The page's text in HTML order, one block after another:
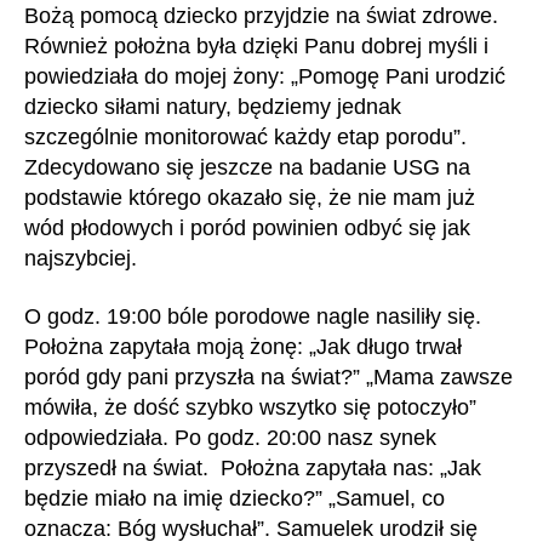
Bożą pomocą dziecko przyjdzie na świat zdrowe.
Również położna była dzięki Panu dobrej myśli i
powiedziała do mojej żony: „Pomogę Pani urodzić
dziecko siłami natury, będziemy jednak
szczególnie monitorować każdy etap porodu”.
Zdecydowano się jeszcze na badanie USG na
podstawie którego okazało się, że nie mam już
wód płodowych i poród powinien odbyć się jak
najszybciej.
O godz. 19:00 bóle porodowe nagle nasiliły się.
Położna zapytała moją żonę: „Jak długo trwał
poród gdy pani przyszła na świat?” „Mama zawsze
mówiła, że dość szybko wszytko się potoczyło”
odpowiedziała. Po godz. 20:00 nasz synek
przyszedł na świat. Położna zapytała nas: „Jak
będzie miało na imię dziecko?” „Samuel, co
oznacza: Bóg wysłuchał”. Samuelek urodził się